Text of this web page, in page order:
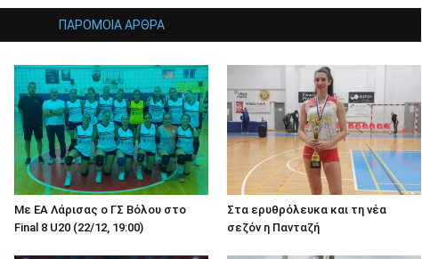
ΠΑΡΟΜΟΙΑ ΑΡΘΡΑ
Με ΕΑ Λάρισας ο ΓΣ Βόλου στο
Final 8 U20 (22/12, 19:00)
Στα ερυθρόλευκα και τη νέα
σεζόν η Πανταζή